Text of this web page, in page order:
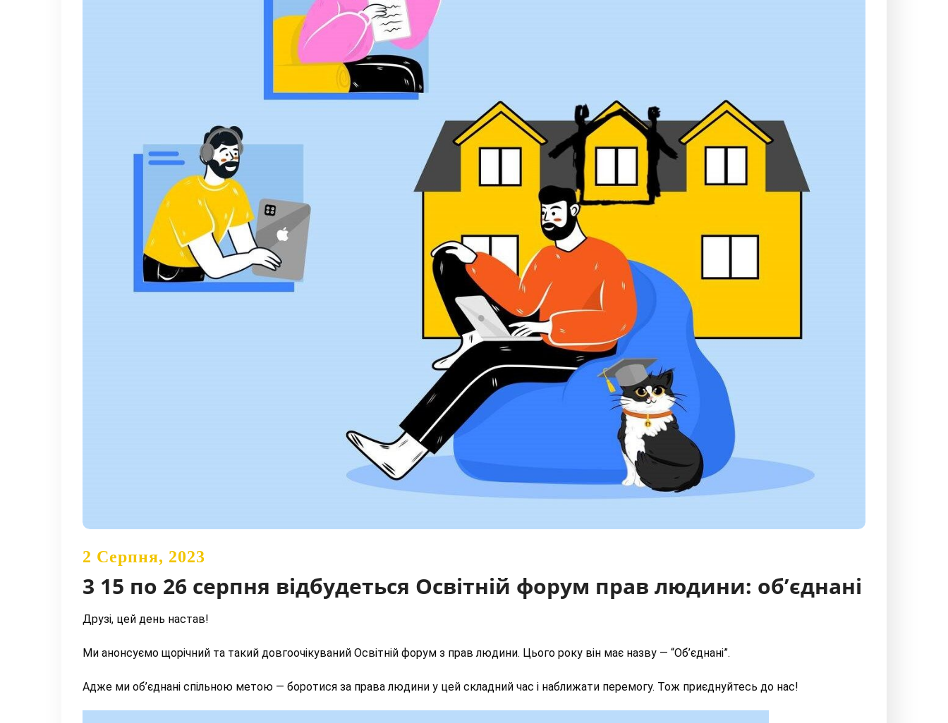
2 Серпня, 2023
3 15 по 26 серпня відбудеться Освітній форум прав людини: об’єднані
Друзі, цей день настав!
Ми анонсуємо щорічний та такий довгоочікуваний Освітній форум з прав людини. Цього року він має назву — “Об’єднані”.
Адже ми об’єднані спільною метою — боротися за права людини у цей складний час і наближати перемогу. Тож приєднуйтесь до нас!